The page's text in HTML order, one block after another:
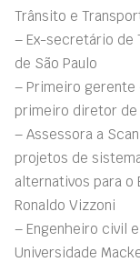
Trânsito e
– Ex-secretário de
de São Paulo
– Primeiro gerente
primeiro diretor de
– Assessora a
projetos de
alternativos para o
Ronaldo Vizzoni
– Engenheiro civil
Universidade